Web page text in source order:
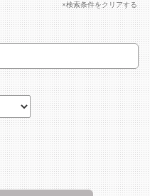
×検索条件をクリアする